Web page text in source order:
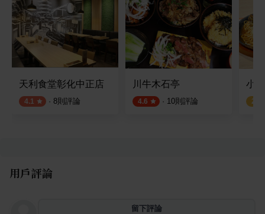
天利食堂彰化中正店
4.1 · 8則評論
川牛木石亭
4.6 · 10則評論
小
2.8
用戶評論
留下評論